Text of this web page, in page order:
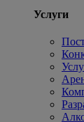
Услуги